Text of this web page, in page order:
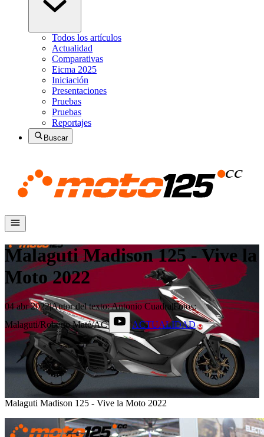
Todos los artículos
Actualidad
Comparativas
Eicma 2025
Iniciación
Presentaciones
Pruebas
Pruebas
Reportajes
Buscar
Malaguti Madison 125 - Vive la
Moto 2022
04 abr 2022|Autor del texto:Antonio Cuadra|Fotos:
Malaguti/Roberto Maté/AC| |ACTUALIDAD
Malaguti Madison 125 - Vive la Moto 2022